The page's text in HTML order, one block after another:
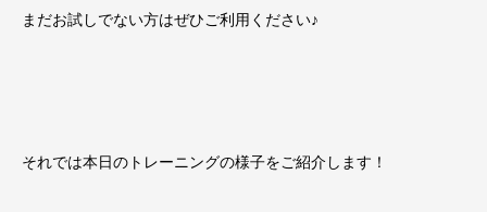
まだお試しでない方はぜひご利用ください♪
それでは本日のトレーニングの様子をご紹介します！